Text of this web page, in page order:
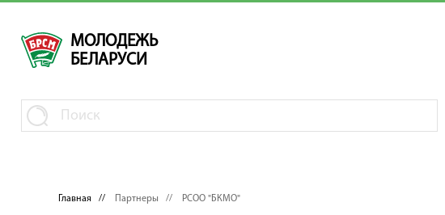
МОЛОДЕЖЬ
БЕЛАРУСИ
Главная // Партнеры // РСОО "БКМО"